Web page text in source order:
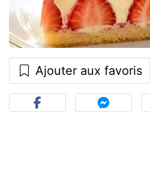
Ajouter aux favoris